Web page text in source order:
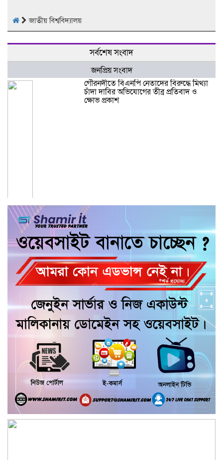
জাতীয় বিশ্ববিদ্যালয়
সর্বশেষ সংবাদ
জনপ্রিয় সংবাদ
গৌরনদীতে বিএনপি নেতাদের বিরুদ্ধে মিথ্যা
চাঁদা দাবির অভিযোগের তীব্র প্রতিবাদ ও
ক্ষোভ প্রকাশ